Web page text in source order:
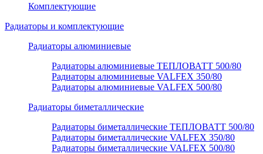
Комплектующие
Радиаторы и комплектующие
Радиаторы алюминиевые
Радиаторы алюминиевые ТЕПЛОВАТТ 500/80
Радиаторы алюминиевые VALFEX 350/80
Радиаторы алюминиевые VALFEX 500/80
Радиаторы биметаллические
Радиаторы биметаллические ТЕПЛОВАТТ 500/80
Радиаторы биметаллические VALFEX 350/80
Радиаторы биметаллические VALFEX 500/80